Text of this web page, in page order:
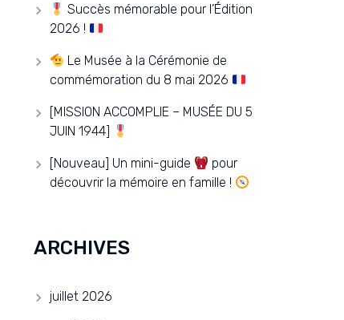
Succès mémorable pour l’Édition
2026 !
Le Musée à la Cérémonie de
commémoration du 8 mai 2026
[MISSION ACCOMPLIE – MUSÉE DU 5
JUIN 1944]
[Nouveau] Un mini-guide
pour
découvrir la mémoire en famille !
ARCHIVES
juillet 2026